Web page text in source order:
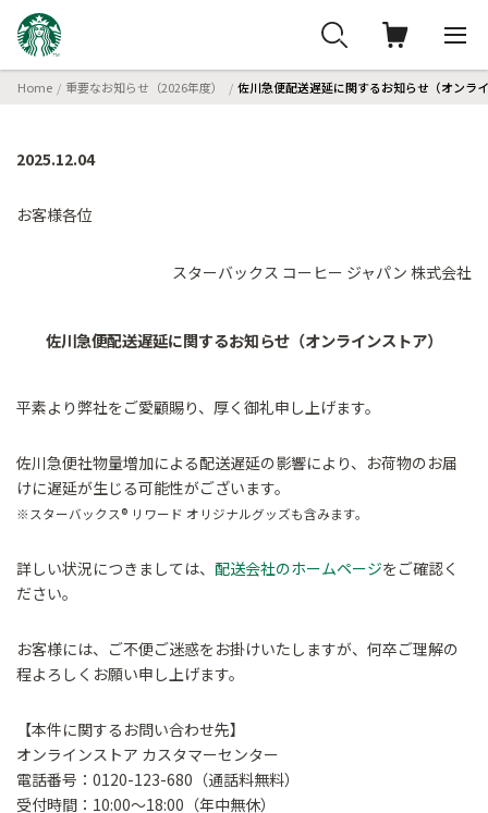
Home 重要なお知らせ（2026年度） 佐川急便配送遅延に関するお知らせ（オンラ
2025.12.04
お客様各位
スターバックス コーヒー ジャパン 株式会社
佐川急便配送遅延に関するお知らせ（オンラインストア）
平素より弊社をご愛顧賜り、厚く御礼申し上げます。
佐川急便社物量増加による配送遅延の影響により、お荷物のお届
けに遅延が生じる可能性がございます。
※スターバックス® リワード オリジナルグッズも含みます。
詳しい状況につきましては、 配送会社のホームページをご確認く
ださい。
お客様には、ご不便ご迷惑をお掛けいたしますが、何卒ご理解の
程よろしくお願い申し上げます。
【本件に関するお問い合わせ先】
オンラインストア カスタマーセンター
電話番号：0120-123-680（通話料無料）
受付時間：10:00～18:00（年中無休）